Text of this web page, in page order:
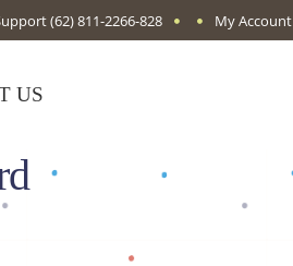
(62) 811-2266-828 My Account
US